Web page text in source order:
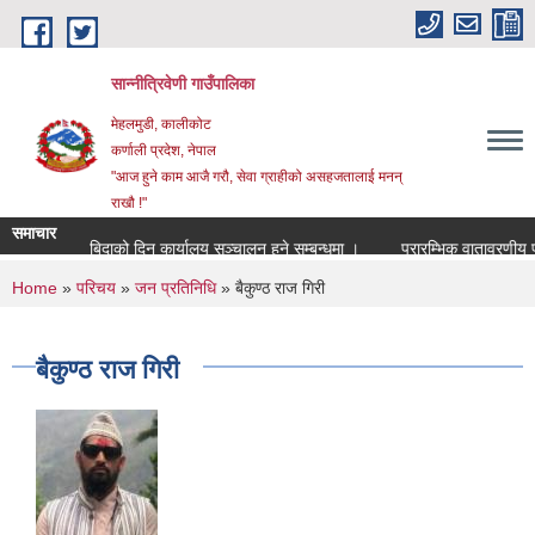
Skip to main content
सान्नीत्रिवेणी गाउँपालिका
मेहलमुडी, कालीकोट
कर्णाली प्रदेश, नेपाल
"आज हुने काम आजै गरौ, सेवा ग्राहीको असहजतालाई मनन्
राखौ !"
समाचार
बिदाको दिन कार्यालय सञ्चालन हुने सम्बन्धमा ।
प्रारम्भिक वातावरणीय
You are here
Home » परिचय » जन प्रतिनिधि» बैकुण्ठ राज गिरी
बैकुण्ठ राज गिरी